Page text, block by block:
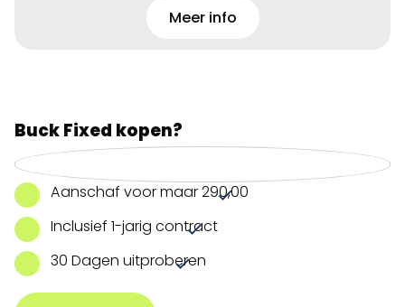
Meer info
Buck Fixed kopen?
Aanschaf voor maar 290,00
Inclusief 1-jarig contract
30 Dagen uitproberen